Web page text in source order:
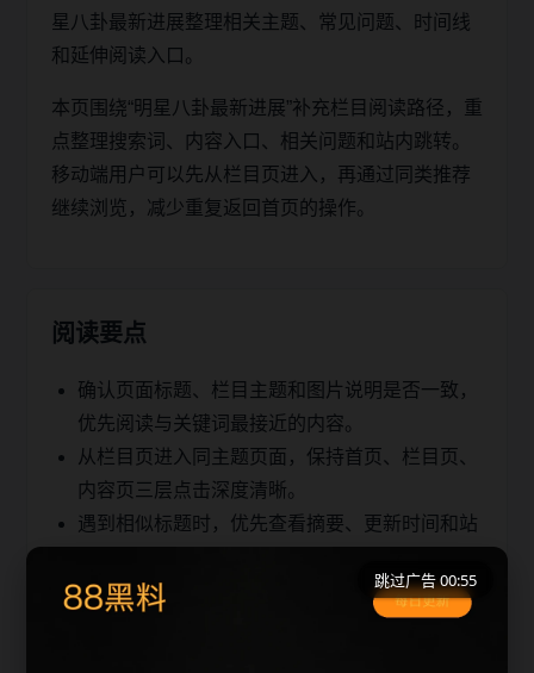
星八卦最新进展整理相关主题、常见问题、时间线
和延伸阅读入口。
本页围绕“明星八卦最新进展”补充栏目阅读路径，重
点整理搜索词、内容入口、相关问题和站内跳转。
移动端用户可以先从栏目页进入，再通过同类推荐
继续浏览，减少重复返回首页的操作。
阅读要点
确认页面标题、栏目主题和图片说明是否一致，
优先阅读与关键词最接近的内容。
从栏目页进入同主题页面，保持首页、栏目页、
内容页三层点击深度清晰。
遇到相似标题时，优先查看摘要、更新时间和站
跳过广告 00:55